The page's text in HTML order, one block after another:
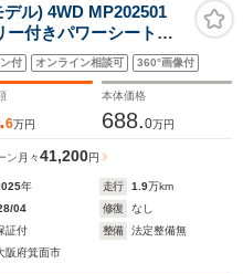
ル) 4WD MP202501
ー付きパワーシート
ビエントライト 3列目
ライト シートヒータ
ール
付 オンライン相談可 360°画像付
6万円
本体価格
688.0万円
ン 月々41,200円
年 走行 1.9万km
04 修復
なし
証付 整備
法定整備無
阪府箕面市